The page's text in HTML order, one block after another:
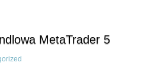
MetaTrader 5